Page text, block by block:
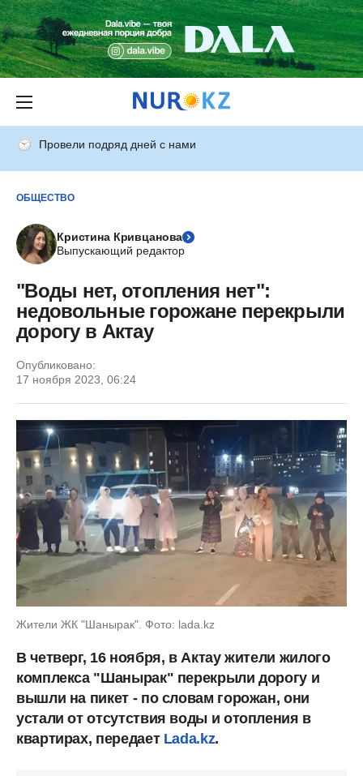
Провели подряд дней с нами
ОБЩЕСТВО
Кристина Кривцанова
Выпускающий редактор
"Воды нет, отопления нет":
недовольные горожане перекрыли
дорогу в Актау
Опубликовано:
17 ноября 2023, 06:24
Жители ЖК "Шанырак". Фото: lada.kz
В четверг, 16 ноября, в Актау жители жилого
комплекса "Шанырак" перекрыли дорогу и
вышли на пикет - по словам горожан, они
устали от отсутствия воды и отопления в
квартирах, передает Lada.kz.